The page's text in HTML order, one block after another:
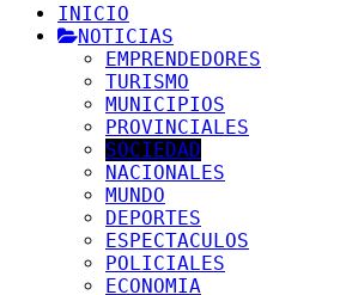
INICIO
NOTICIAS
EMPRENDEDORES
TURISMO
MUNICIPIOS
PROVINCIALES
SOCIEDAD
NACIONALES
MUNDO
DEPORTES
ESPECTACULOS
POLICIALES
ECONOMIA